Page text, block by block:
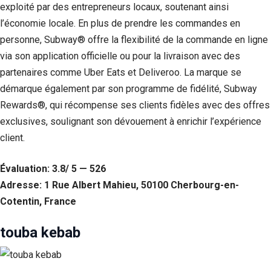
exploité par des entrepreneurs locaux, soutenant ainsi
l’économie locale. En plus de prendre les commandes en
personne, Subway® offre la flexibilité de la commande en ligne
via son application officielle ou pour la livraison avec des
partenaires comme Uber Eats et Deliveroo. La marque se
démarque également par son programme de fidélité, Subway
Rewards®, qui récompense ses clients fidèles avec des offres
exclusives, soulignant son dévouement à enrichir l’expérience
client.
Évaluation: 3.8/ 5 — 526
Adresse: 1 Rue Albert Mahieu, 50100 Cherbourg-en-
Cotentin, France
touba kebab
Web est
utilisé.
Experience
Afin que notre
fonctionne
aussi bien que
possible lors
de votre visite.
Si vous
certaines
fonctionnalités
disparaîtront
du site Web.
Marketing
En partageant